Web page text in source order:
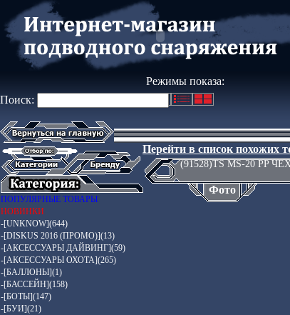
Режимы показа:
Поиск:
ПОПУЛЯРНЫЕ ТОВАРЫ
НОВИНКИ
-[UNKNOW](644)
-[DISKUS 2016 (ПРОМО)](13)
-[АКСЕССУАРЫ ДАЙВИНГ](59)
-[АКСЕССУАРЫ ОХОТА](265)
-[БАЛЛОНЫ](1)
-[БАССЕЙН](158)
-[БОТЫ](147)
-[БУИ](21)
Перейти в список похожих
(91528)TS MS-20 PP
Фото